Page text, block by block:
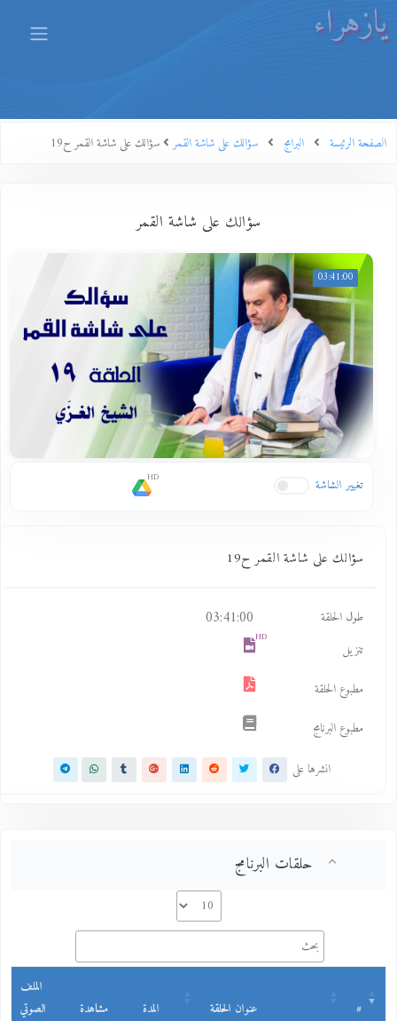
يازهراء
الصفحة الرئيسة البرامج سؤالك على شاشة القمر سؤالك على شاشة القمر ح19
سؤالك على شاشة القمر
03:41:00
تغيير الشاشة HD
سؤالك على شاشة القمر ح19
طول الحلقة 03:41:00
تنزيل
HD
مطبوع الحلقة
مطبوع البرنامج
انشرها على
حلقات البرنامج
عنوان الحلقة المدة مشاهدة
الملف
الصوتي